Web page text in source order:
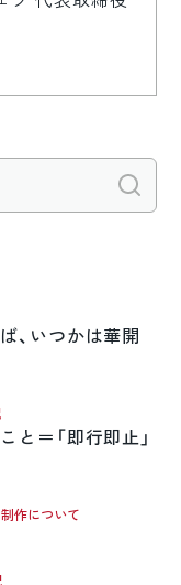
、いつかは華開
と＝「即行即止」
作について